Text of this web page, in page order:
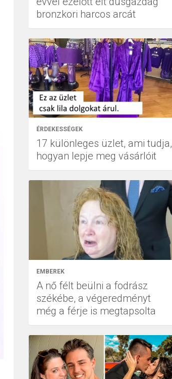
bronzkori harcos arcát
ÉRDEKESSÉGEK
17 különleges üzlet, ami tudja,
hogyan lepje meg vásárlóit
EMBEREK
A nő félt beülni a fodrász
székébe, a végeredményt
még a férje is megtapsolta